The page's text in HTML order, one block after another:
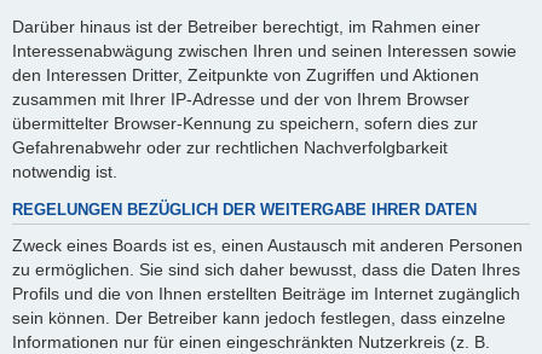
Darüber hinaus ist der Betreiber berechtigt, im Rahmen einer
Interessenabwägung zwischen Ihren und seinen Interessen sowie
den Interessen Dritter, Zeitpunkte von Zugriffen und Aktionen
zusammen mit Ihrer IP-Adresse und der von Ihrem Browser
übermittelter Browser-Kennung zu speichern, sofern dies zur
Gefahrenabwehr oder zur rechtlichen Nachverfolgbarkeit
notwendig ist.
REGELUNGEN BEZÜGLICH DER WEITERGABE IHRER DATEN
Zweck eines Boards ist es, einen Austausch mit anderen Personen
zu ermöglichen. Sie sind sich daher bewusst, dass die Daten Ihres
Profils und die von Ihnen erstellten Beiträge im Internet zugänglich
sein können. Der Betreiber kann jedoch festlegen, dass einzelne
Informationen nur für einen eingeschränkten Nutzerkreis (z. B.